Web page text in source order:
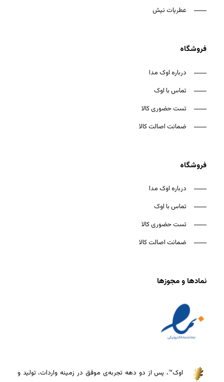
عطریات نیش
فروشگاه
درباره اوک مدا
تماس با اوک
تست حضوری کالا
ضمانت اصالت کالا
فروشگاه
درباره اوک مدا
تماس با اوک
تست حضوری کالا
ضمانت اصالت کالا
نمادها و مجوزها
اوک™، پس از دو دهه تجربه‌ی موفق در زمینه واردات، تولید و